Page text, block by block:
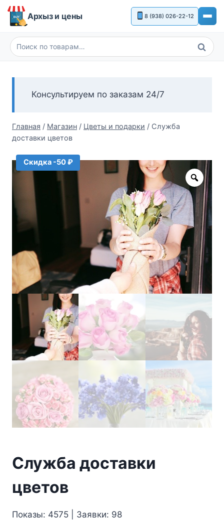
Перейти
Архыз и цены 8 (938) 026-22-12
Искать:
Поиск
Консультируем по заказам 24/7
Главная / Магазин / Цветы и подарки / Служба
доставки цветов
Скидка -50 ₽
Zoom
Служба доставки
цветов
Показы: 4575 | Заявки: 98